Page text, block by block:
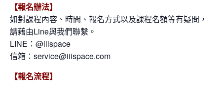
【報名辦法】
如對課程內容、時間、報名方式以及課程名額等有疑問，
請藉由Line與我們聯繫。
LINE：@iiispace
信箱：service@iiispace.com
【報名流程】